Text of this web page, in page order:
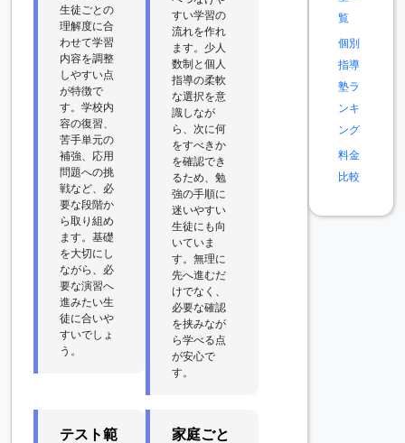
生徒ごとの
理解度に合
わせて学習
内容を調整
しやすい点
が特徴で
す。学校内
容の復習、
苦手単元の
補強、応用
問題への挑
戦など、必
要な段階か
ら取り組め
ます。基礎
を大切にし
ながら、必
要な演習へ
進みたい生
徒に合いや
すいでしょ
う。
すい学習の
流れを作れ
ます。少人
数制と個人
指導の柔軟
な選択を意
識しなが
ら、次に何
をすべきか
を確認でき
るため、勉
強の手順に
迷いやすい
生徒にも向
いていま
す。無理に
先へ進むだ
けでなく、
必要な確認
を挟みなが
ら学べる点
が安心で
す。
テスト範
家庭ごと
覧
個別
指導
塾ラ
ンキ
ング
料金
比較